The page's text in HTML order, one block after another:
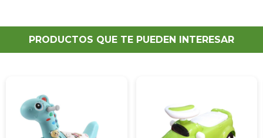
PRODUCTOS QUE TE PUEDEN INTERESAR